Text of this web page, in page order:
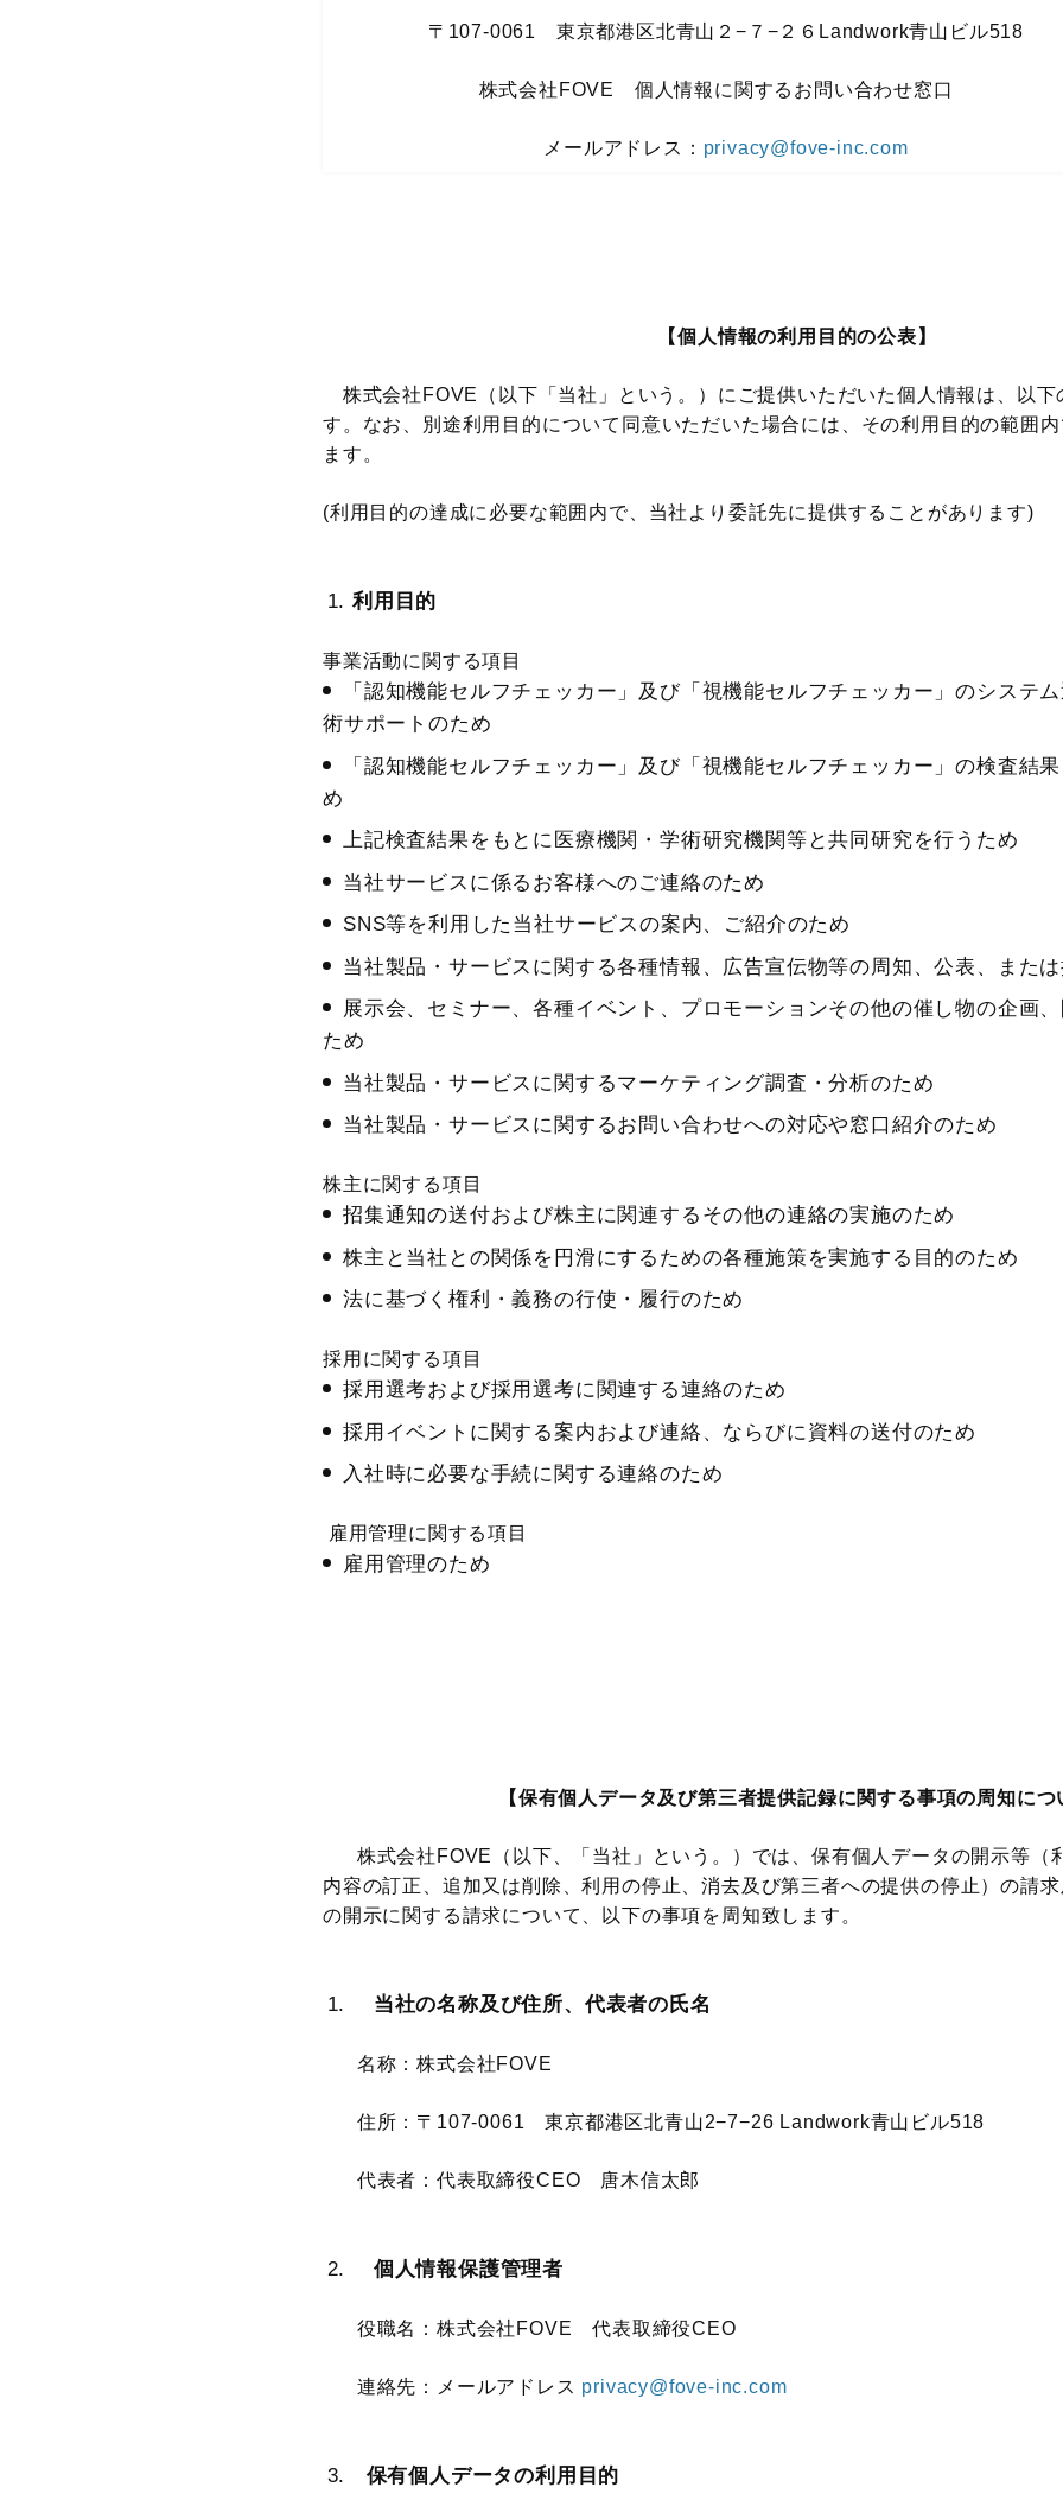
〒107-0061 東京都港区北青山２−７−２６Landwork青山ビル518
株式会社FOVE 個人情報に関するお問い合わせ窓口
メールアドレス： privacy@fove-inc.com
【個人情報の利用目的の公表】
株式会社FOVE（以下「当社」という。）にご提供いただいた個人情報は、以下
す。 なお、別途利用目的について同意いただいた場合には、その利用目的の範囲
ます。
(利用目的の達成に必要な範囲内で、当社より委託先に提供することがあります)
利用目的
事業活動に関する項目
「認知機能セルフチェッカー」及び「視機能セルフチェッカー」のシステ
術サポートのため
「認知機能セルフチェッカー」及び「視機能セルフチェッカー」の検査結
め
上記検査結果をもとに医療機関・学術研究機関等と共同研究を行うため
当社サービスに係るお客様へのご連絡のため
SNS等を利用した当社サービスの案内、ご紹介のため
当社製品・サービスに関する各種情報、広告宣伝物等の周知、公表、また
展示会、セミナー、各種イベント、プロモーションその他の催し物の企画
ため
当社製品・サービスに関するマーケティング調査・分析のため
当社製品・サービスに関するお問い合わせへの対応や窓口紹介のため
株主に関する項目
招集通知の送付および株主に関連するその他の連絡の実施のため
株主と当社との関係を円滑にするための各種施策を実施する目的のため
法に基づく権利・義務の行使・履行のため
採用に関する項目
採用選考および採用選考に関連する連絡のため
採用イベントに関する案内および連絡、ならびに資料の送付のため
入社時に必要な手続に関する連絡のため
雇用管理に関する項目
雇用管理のため
【保有個人データ及び第三者提供記録に関する事項の周知につ
株式会社FOVE（以下、「当社」という。）では、保有個人データの開示等（
内容の訂正、追加又は削除、利用の停止、消去及び第三者への提供の停止）の請
の開示に関する請求について、以下の事項を周知致します。
当社の名称及び住所、代表者の氏名
名称：株式会社FOVE
住所：〒107-0061 東京都港区北青山2−7−26 Landwork青山ビル518
代表者：代表取締役CEO 唐木信太郎
個人情報保護管理者
役職名：株式会社FOVE 代表取締役CEO
連絡先：メールアドレス privacy@fove-inc.com
保有個人データの利用目的